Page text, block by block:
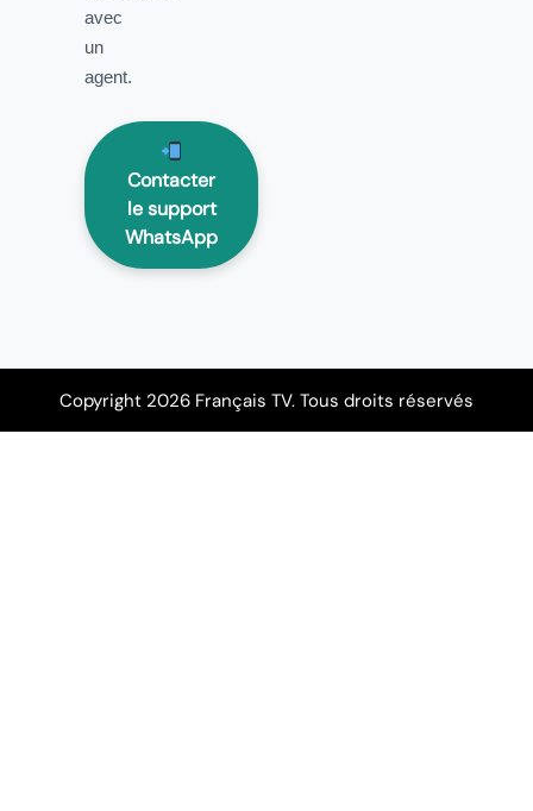
avec
un
agent.
Contacter
le support
WhatsApp
Copyright 2026 Français TV. Tous droits réservés